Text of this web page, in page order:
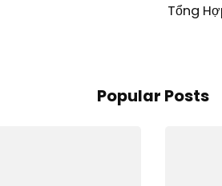
Tổng
Popular Posts